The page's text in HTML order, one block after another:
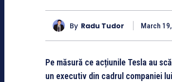
By Radu Tudor March
Pe măsură ce acțiunile Tesla au
un executiv din cadrul companiei